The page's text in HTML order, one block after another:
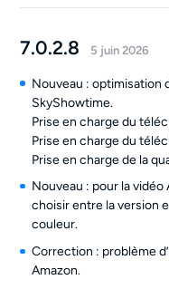
7.0.2.8 5 juin 2026
Nouveau : optimisation
SkyShowtime.
Prise en charge du
Prise en charge du
Prise en charge de la
Nouveau : pour la
choisir entre la version
couleur.
Correction : problème
Amazon.